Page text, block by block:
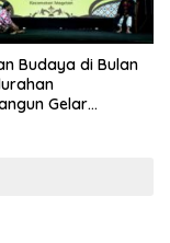
Budaya di Bulan
Gelar